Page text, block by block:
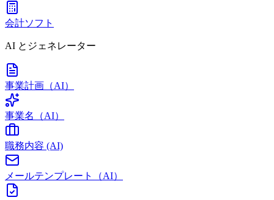
会計ソフト
AI とジェネレーター
事業計画（AI）
事業名（AI）
職務内容 (AI)
メールテンプレート（AI）